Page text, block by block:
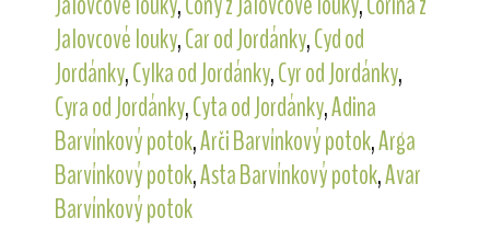
Jalovcové louky,Car od Jordánky,Cyd od
Jordánky,Cylka od Jordánky,Cyr od Jordánky,
Cyra od Jordánky,Cyta od Jordánky,Adina
Barvínkový potok,Arči Barvínkový potok,Arga
Barvínkový potok,Asta Barvínkový potok,Avar
Barvínkový potok